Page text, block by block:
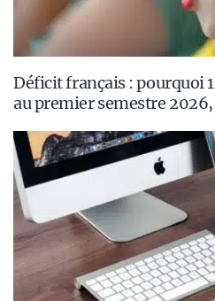
Déficit français : pourquoi
au premier semestre 2026,